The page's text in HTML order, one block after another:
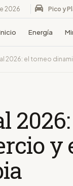
2026 Pico y
Energía
2026: el torneo
y